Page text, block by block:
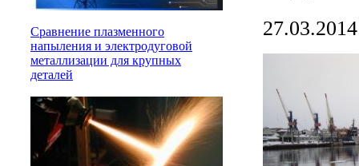
Сравнение плазменного
напыления и электродуговой
металлизации для крупных
деталей
27.03.2014